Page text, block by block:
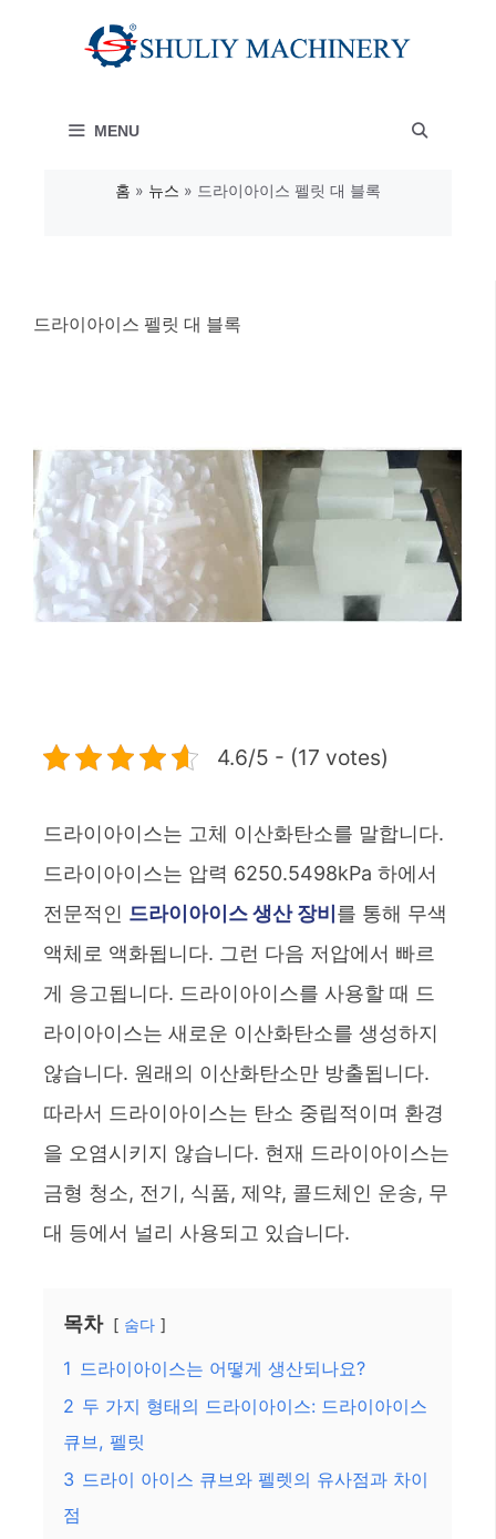
MENU
홈 » 뉴스 » 드라이아이스 펠릿 대 블록
드라이아이스 펠릿 대 블록
4.6/5 - (17 votes)
드라이아이스는 고체 이산화탄소를 말합니다.
드라이아이스는 압력 6250.5498kPa 하에서
전문적인 드라이아이스 생산 장비를 통해 무색
액체로 액화됩니다. 그런 다음 저압에서 빠르
게 응고됩니다. 드라이아이스를 사용할 때 드
라이아이스는 새로운 이산화탄소를 생성하지
않습니다. 원래의 이산화탄소만 방출됩니다.
따라서 드라이아이스는 탄소 중립적이며 환경
을 오염시키지 않습니다. 현재 드라이아이스는
금형 청소, 전기, 식품, 제약, 콜드체인 운송, 무
대 등에서 널리 사용되고 있습니다.
목차 숨다
1 드라이아이스는 어떻게 생산되나요?
2 두 가지 형태의 드라이아이스: 드라이아이스
큐브, 펠릿
3 드라이 아이스 큐브와 펠렛의 유사점과 차이
점